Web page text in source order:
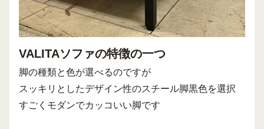
VALITAソファの特徴の一つ
脚の種類と色が選べるのですが
スッキリとしたデザイン性のスチール脚黒色を選択
すごくモダンでカッコいい脚です